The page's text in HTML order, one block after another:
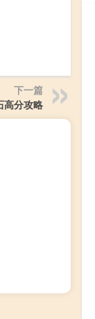
下一篇
高分攻略